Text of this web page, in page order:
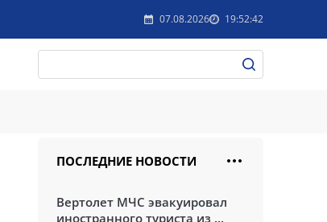
07.08.2026 19:52:42
ПОСЛЕДНИЕ НОВОСТИ
Вертолет МЧС эвакуировал
иностранного туриста из ...